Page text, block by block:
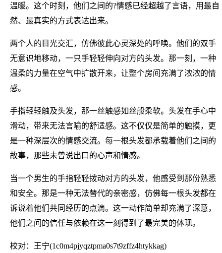
温暖。这个时刻，他们之间的?情感已经超越了言语，用最自
然、最真实的方式表达出来。
两个人的目光交汇，仿佛彼此心灵深处的呼唤。他们的双手
无意识地移动，一只手轻轻伸向对方的头发。那一刻，一种
温柔的力量在空气中扩散开来，让整个房间充满了浓浓的情
感。
手指轻轻触及头发，那一丝触感如丝般柔软。头发在手心中
滑动，带来无法言喻的舒适感。这不仅仅是简单的触摸，更
是一种深层次的情感交流。每一根头发都承载着他们之间的
故事，那些未曾说出口的心声和情感。
当一个男生的手指轻轻拨动对方的头发，他感受到那份熟悉
和安全。那是一种无法替代的亲密感，仿佛每一根头发都在
诉说着他们共同经历的点滴。这一动作简单却充满了深意，
他们之间的信任与依赖在这一刻得到了最完美的体现。
校对：王宁(1c0m4pjyqztpma0s7t9zffz4htykkag)